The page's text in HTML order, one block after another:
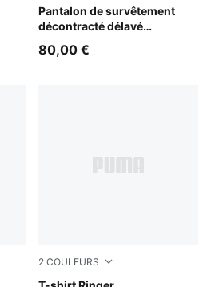
Pantalon de survêtement
décontracté délavé
Unisexe
Cool Blue
80,00 €
2 COULEURS